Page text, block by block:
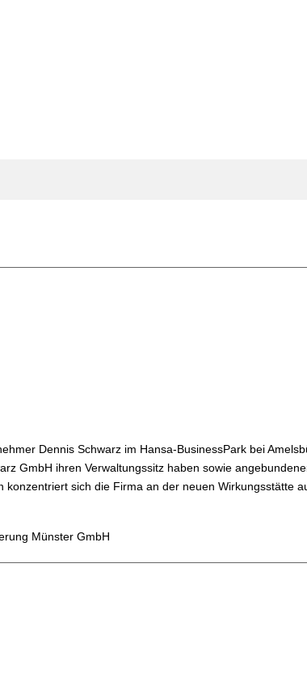
Dennis Schwarz im Hansa-BusinessPark bei
GmbH ihren Verwaltungssitz haben sowie
sich die Firma an der neuen Wirkungsstätte
GmbH